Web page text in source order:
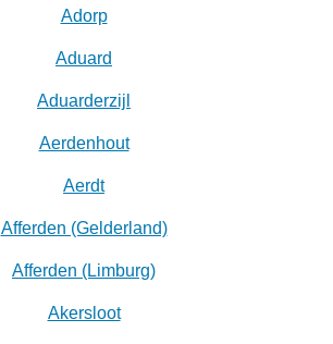
Adorp
Aduard
Aduarderzijl
Aerdenhout
Aerdt
Afferden (Gelderland)
Afferden (Limburg)
Akersloot